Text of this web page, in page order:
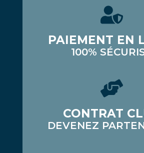
PAIEMENT EN
100%
CONTRAT
DEVENEZ